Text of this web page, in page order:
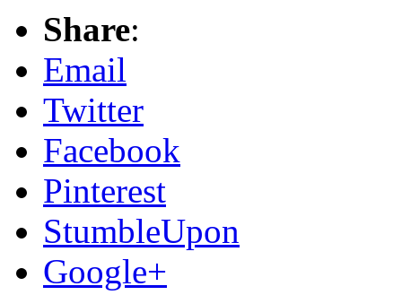
Share:
Email
Twitter
Facebook
Pinterest
StumbleUpon
Google+